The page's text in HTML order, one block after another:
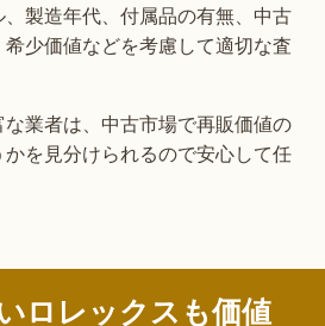
製造年代、付属品の有無、中古
少価値などを考慮して適切な査
業者は、中古市場で再販価値の
を見分けられるので安心して任
ロレックスも価値